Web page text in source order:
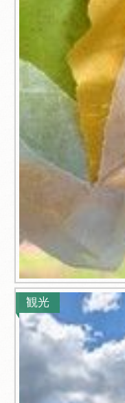
観光